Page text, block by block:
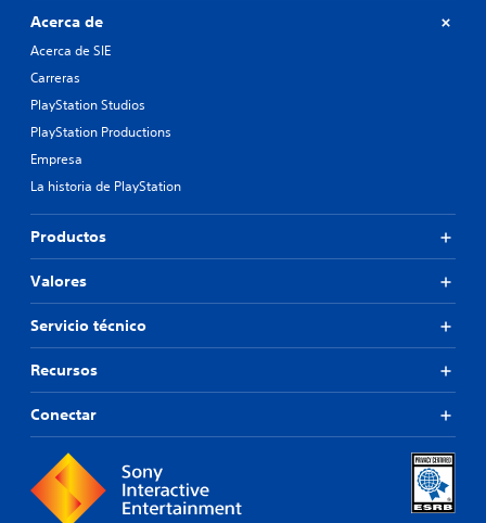
Acerca de
Acerca de SIE
Carreras
PlayStation Studios
PlayStation Productions
Empresa
La historia de PlayStation
Productos
Valores
Servicio técnico
Recursos
Conectar